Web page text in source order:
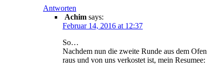
Antworten
Achim says:
Februar 14, 2016 at 12:37
So…
Nachdem nun die zweite Runde aus dem Ofen
raus und von uns verkostet ist, mein Resumee: